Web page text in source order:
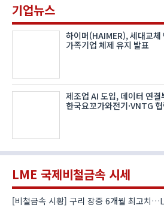
기업뉴스
하이머(HAIMER), 세대교
가족기업 체제 유지 발표
제조업 AI 도입, 데이터 연
한국요꼬가와전기·VNTG
LME 국제비철금속 시세
[비철금속 시황] 구리 장중 6개월 최고치